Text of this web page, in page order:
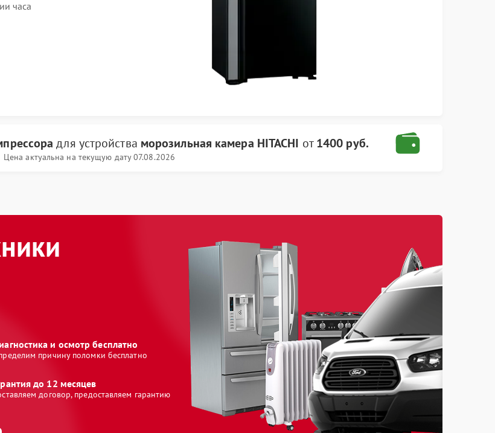
часа
для устройства морозильная камера HITACHI от1400 руб.
Цена актуальна на текущую дату 07.08.2026
и осмотр бесплатно
причину поломки бесплатно
до 12 месяцев
договор, предоставляем гарантию